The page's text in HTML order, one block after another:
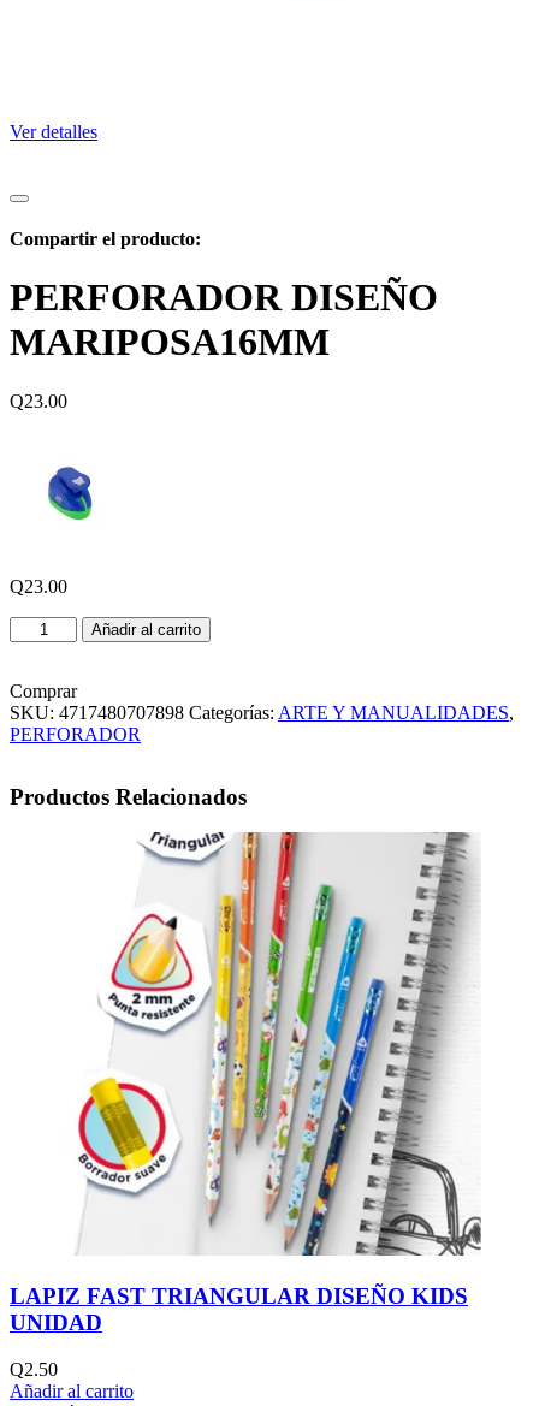
Ver detalles
Compartir el producto:
PERFORADOR DISEÑO
MARIPOSA16MM
Q23.00
Q23.00
PERFORADOR
DISEÑO
cantidad
Añadir al carrito
Comprar
SKU: 4717480707898 Categorías: ARTE Y MANUALIDADES,
PERFORADOR
Productos Relacionados
LAPIZ FAST TRIANGULAR DISEÑO KIDS
UNIDAD
Q2.50
Añadir al carrito